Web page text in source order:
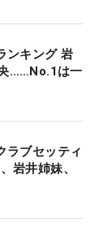
ンキング 岩
……No.1は一
ラブセッティ
岩井姉妹、